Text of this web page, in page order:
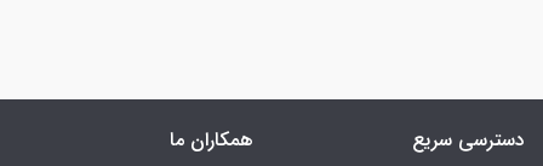
دسترسی سریع همکاران ما